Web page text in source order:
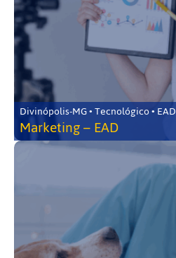
Divinópolis-MG • Tecnológico • EAD
Marketing – EAD